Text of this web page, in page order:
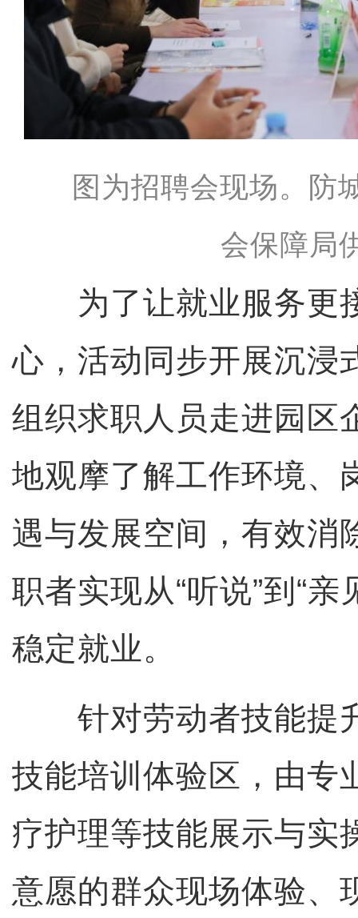
图为招聘会现场。防
会保障局
为了让就业服务更
心，活动同步开展沉浸
组织求职人员走进园区
地观摩了解工作环境、
遇与发展空间，有效消
职者实现从“听说”到“亲
稳定就业。
针对劳动者技能提
技能培训体验区，由专
疗护理等技能展示与实
意愿的群众现场体验、